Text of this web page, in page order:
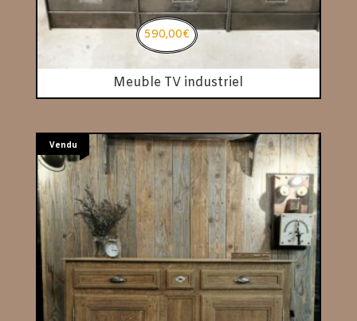
Meuble TV industriel
590,00€
Vendu